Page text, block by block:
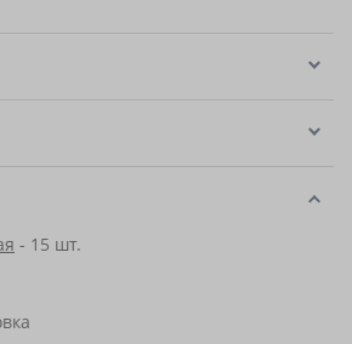
- 15 шт.